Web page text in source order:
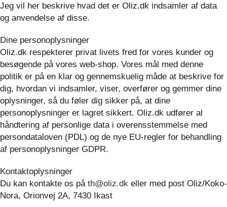
Jeg vil her beskrive hvad det er Oliz.dk indsamler af data
og anvendelse af disse.
Dine personoplysninger
Oliz.dk respekterer privat livets fred for vores kunder og
besøgende på vores web-shop. Vores mål med denne
politik er på en klar og gennemskuelig måde at beskrive for
dig, hvordan vi indsamler, viser, overfører og gemmer dine
oplysninger, så du føler dig sikker på, at dine
personoplysninger er lagret sikkert. Oliz.dk udfører al
håndtering af personlige data i overensstemmelse med
persondataloven (PDL) og de nye EU-regler for behandling
af personoplysninger GDPR.
Kontaktoplysninger
Du kan kontakte os på th@oliz.dk eller med post Oliz/Koko-
Nora, Orionvej 2A, 7430 Ikast